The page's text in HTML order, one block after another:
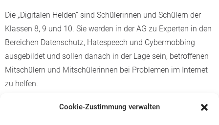
Cookie-Zustimmung verwalten
Die „Digitalen Helden“ sind Schülerinnen und Schülern der
Klassen 8, 9 und 10. Sie werden in der AG zu Experten in den
Bereichen Datenschutz, Hatespeech und Cybermobbing
ausgebildet und sollen danach in der Lage sein, betroffenen
Mitschülern und Mitschülerinnen bei Problemen im Internet
zu helfen.
Im Laufe des Schuljahres werden wir Klassenbesuche in der